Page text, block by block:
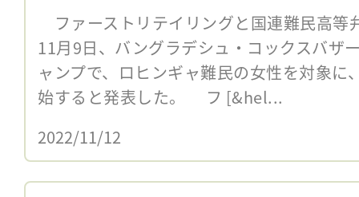
億円拠出
ファーストリテイリングと国連難民高等
11月9日、バングラデシュ・コックスバザ
ャンプで、ロヒンギャ難民の女性を対象に
始すると発表した。 フ [&hel...
2022/11/12